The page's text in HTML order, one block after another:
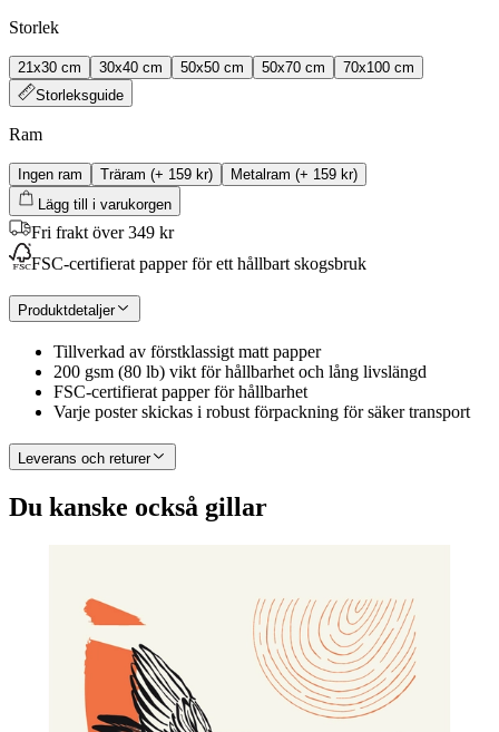
Storlek
21x30 cm 30x40 cm 50x50 cm 50x70 cm
70x100 cm
Storleksguide
Ram
Ingen ram Träram (+ 159 kr) Metalram (+ 159 kr)
Lägg till i varukorgen
Fri frakt över 349 kr
FSC-certifierat papper för ett hållbart skogsbruk
Produktdetaljer
Tillverkad av förstklassigt matt papper
200 gsm (80 lb) vikt för hållbarhet och lång livslängd
FSC-certifierat papper för hållbarhet
Varje poster skickas i robust förpackning för säker transport
Leverans och returer
Du kanske också gillar